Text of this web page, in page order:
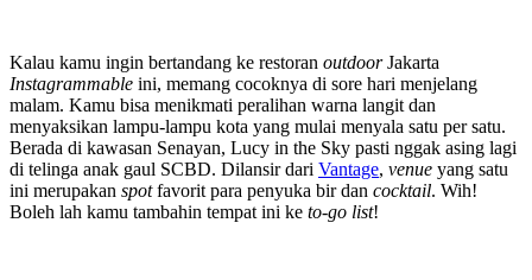
Kalau kamu ingin bertandang ke restoran outdoorJakarta
Instagrammable ini, memang cocoknya di sore hari menjelang
malam. Kamu bisa menikmati peralihan warna langit dan
menyaksikan lampu-lampu kota yang mulai menyala satu per satu.
Berada di kawasan Senayan, Lucy in the Sky pasti nggak asing lagi
di telinga anak gaul SCBD. Dilansir dari Vantage, venue yang satu
ini merupakan spotfavorit para penyuka bir dan cocktail. Wih!
Boleh lah kamu tambahin tempat ini ke to-go list!